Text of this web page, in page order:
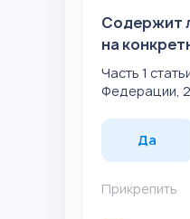
Содержит
на
Часть 1
Федерации,
Да
Прикрепить